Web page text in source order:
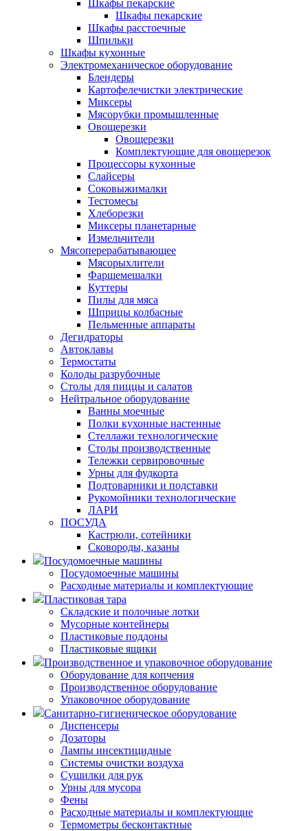
Шкафы пекарские
Шкафы пекарские
Шкафы расстоечные
Шпильки
Шкафы кухонные
Электромеханическое оборудование
Блендеры
Картофелечистки электрические
Миксеры
Мясорубки промышленные
Овощерезки
Овощерезки
Комплектующие для овощерезок
Процессоры кухонные
Слайсеры
Соковыжималки
Тестомесы
Хлеборезки
Миксеры планетарные
Измельчители
Мясоперерабатывающее
Мясорыхлители
Фаршемешалки
Куттеры
Пилы для мяса
Шприцы колбасные
Пельменные аппараты
Дегидраторы
Автоклавы
Термостаты
Колоды разрубочные
Столы для пиццы и салатов
Нейтральное оборудование
Ванны моечные
Полки кухонные настенные
Стеллажи технологические
Столы производственные
Тележки сервировочные
Урны для фудкорта
Подтоварники и подставки
Рукомойники технологические
ЛАРИ
ПОСУДА
Кастрюли, сотейники
Сковороды, казаны
Посудомоечные машины
Посудомоечные машины
Расходные материалы и комплектующие
Пластиковая тара
Складские и полочные лотки
Мусорные контейнеры
Пластиковые поддоны
Пластиковые ящики
Производственное и упаковочное оборудование
Оборудование для копчения
Производственное оборудование
Упаковочное оборудование
Санитарно-гигиеническое оборудование
Диспенсеры
Дозаторы
Лампы инсектицидные
Системы очистки воздуха
Сушилки для рук
Урны для мусора
Фены
Расходные материалы и комплектующие
Термометры бесконтактные